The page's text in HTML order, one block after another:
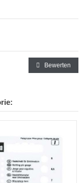
Bewerten